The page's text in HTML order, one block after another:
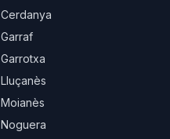
Cerdanya
Garraf
Garrotxa
Lluçanès
Moianès
Noguera